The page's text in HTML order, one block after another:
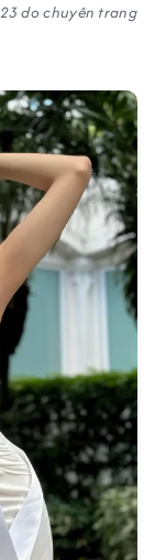
do chuyên trang